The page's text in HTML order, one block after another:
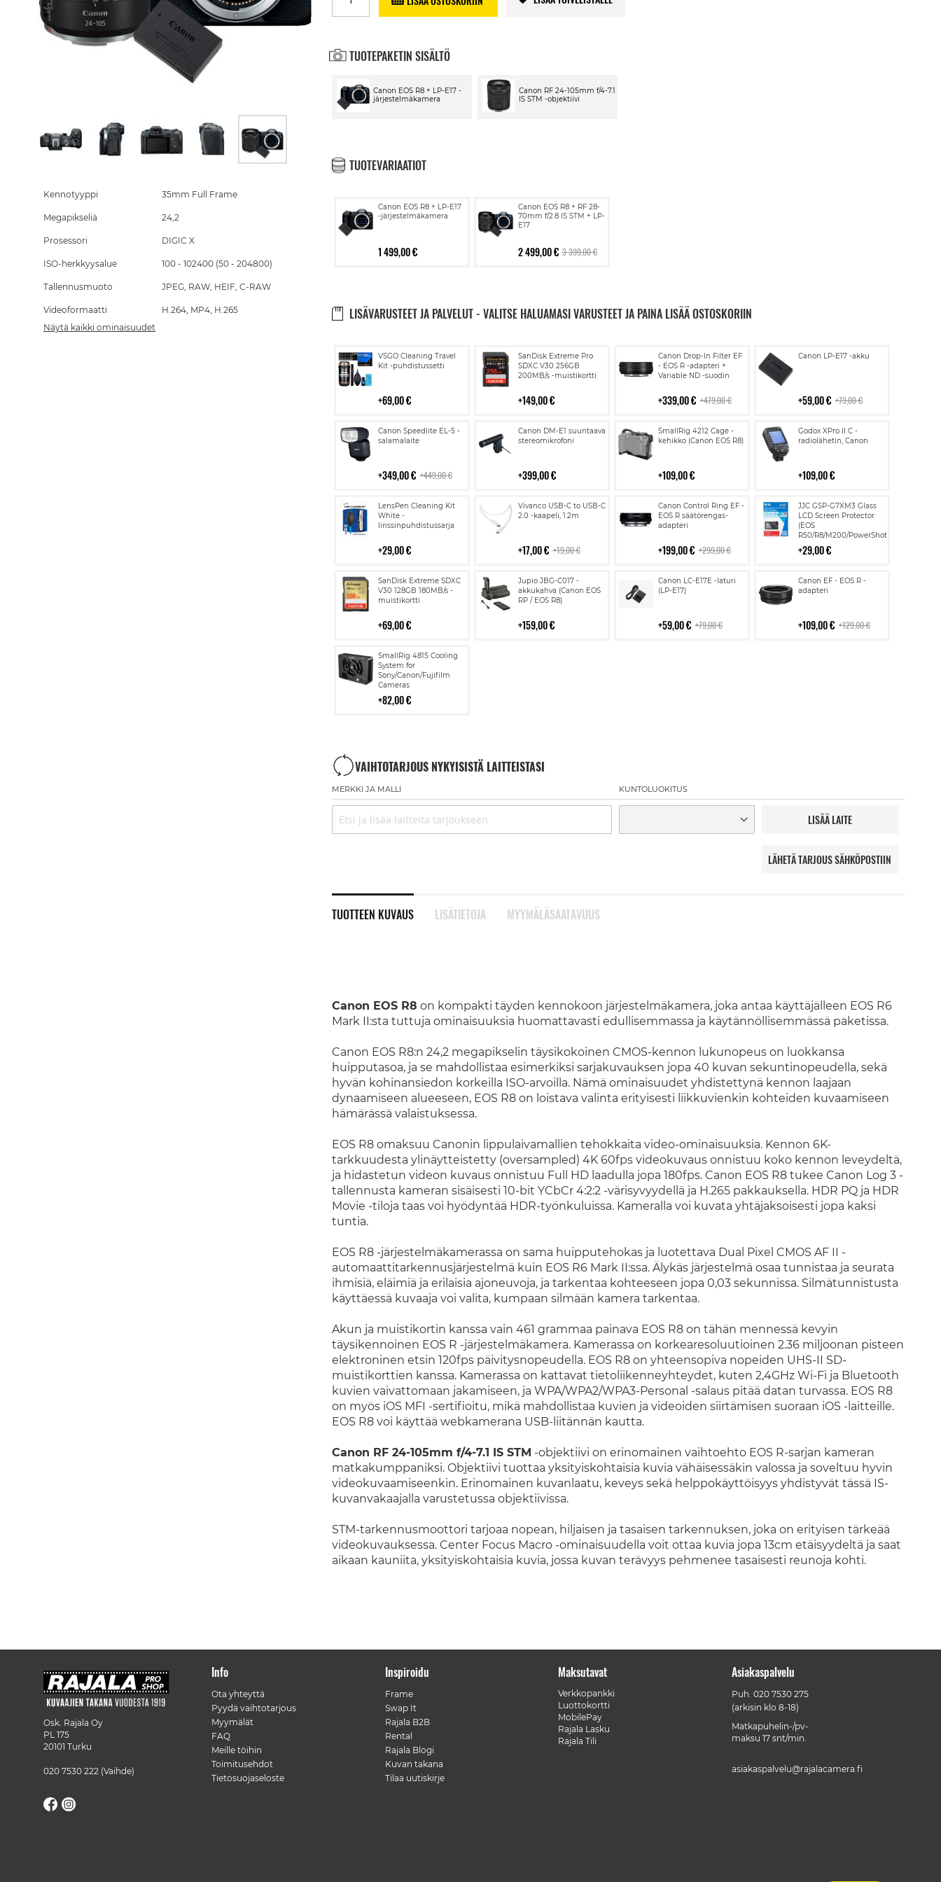
TUOTEPAKETIN SISÄLTÖ
Canon EOS R8 + LP-E17 -
järjestelmäkamera
Canon RF 24-105mm f/4-7.1
IS STM -objektiivi
TUOTEVARIAATIOT
Canon EOS R8 + LP-E17
-järjestelmäkamera
1 499,00 €
Canon EOS R8 + RF 28-
70mm f/2.8 IS STM + LP-
E17
2 499,00 € 3 399,00 €
LISÄVARUSTEET JA PALVELUT - VALITSE HALUAMASI VARUSTEET JA PAINA LISÄÄ OSTOSKORIIN
VSGO Cleaning Travel
Kit -puhdistussetti
69,00 €
Lisää
ostoskoriin
SanDisk Extreme Pro
SDXC V30 256GB
200MB/s -muistikortti
149,00 €
Lisää
ostoskoriin
Canon Drop-In Filter EF
- EOS R -adapteri +
Variable ND -suodin
339,00 € 479,00 €
Lisää
ostoskoriin
Canon LP-E17 -akku
59,00 € 79,00 €
Lisää
Canon Speedlite EL-5 -
salamalaite
349,00 € 449,00 €
Lisää
ostoskoriin
Canon DM-E1 suuntaava
stereomikrofoni
399,00 €
Lisää
ostoskoriin
SmallRig 4212 Cage -
kehikko (Canon EOS R8)
109,00 €
Lisää
ostoskoriin
Godox XPro II C -
radiolähetin, Canon
109,00 €
Lisää
ostoskoriin
LensPen Cleaning Kit
White -
linssinpuhdistussarja
29,00 €
Lisää
ostoskoriin
Vivanco USB-C to USB-C
2.0 -kaapeli, 1.2m
17,00 € 19,00 €
Lisää
ostoskoriin
Canon Control Ring EF -
EOS R säätörengas-
adapteri
199,00 € 299,00 €
Lisää
ostoskoriin
JJC GSP-G7XM3 Glass
LCD Screen Protector
(EOS
R50/R8/M200/PowerShot
G7X III)
29,00 €
Lisää
ostoskoriin
SanDisk Extreme SDXC
V30 128GB 180MB/s -
muistikortti
69,00 €
Lisää
ostoskoriin
Jupio JBG-C017 -
akkukahva (Canon EOS
RP / EOS R8)
159,00 €
Lisää
ostoskoriin
Canon LC-E17E -laturi
(LP-E17)
59,00 € 79,00 €
Lisää
ostoskoriin
Canon EF - EOS R -
adapteri
109,00 € 129,00 €
Lisää
ostoskoriin
SmallRig 4815 Cooling
System for
Sony/Canon/Fujifilm
Cameras
82,00 €
Lisää
ostoskoriin
VAIHTOTARJOUS NYKYISISTÄ LAITTEISTASI
MERKKI JA MALLI KUNTOLUOKITUS
LISÄÄ LAITE
LÄHETÄ TARJOUS SÄHKÖPOSTIIN
TUOTTEEN KUVAUS
Canon EOS R8 on kompakti täyden kennokoon järjestelmäkamera, joka antaa käyttäjälleen EOS R6
Mark II:sta tuttuja ominaisuuksia huomattavasti edullisemmassa ja käytännöllisemmässä paketissa.
Canon EOS R8:n 24,2 megapikselin täysikokoinen CMOS-kennon lukunopeus on luokkansa
huipputasoa, ja se mahdollistaa esimerkiksi sarjakuvauksen jopa 40 kuvan sekuntinopeudella, sekä
hyvän kohinansiedon korkeilla ISO-arvoilla. Nämä ominaisuudet yhdistettynä kennon laajaan
dynaamiseen alueeseen, EOS R8 on loistava valinta erityisesti liikkuvienkin kohteiden kuvaamiseen
hämärässä valaistuksessa.
EOS R8 omaksuu Canonin lippulaivamallien tehokkaita video-ominaisuuksia. Kennon 6K-
tarkkuudesta ylinäytteistetty (oversampled) 4K 60fps videokuvaus onnistuu koko kennon leveydeltä,
ja hidastetun videon kuvaus onnistuu Full HD laadulla jopa 180fps. Canon EOS R8 tukee Canon Log 3 -
tallennusta kameran sisäisesti 10-bit YCbCr 4:2:2 -värisyvyydellä ja H.265 pakkauksella. HDR PQ ja HDR
Movie -tiloja taas voi hyödyntää HDR-työnkuluissa. Kameralla voi kuvata yhtäjaksoisesti jopa kaksi
tuntia.
EOS R8 -järjestelmäkamerassa on sama huipputehokas ja luotettava Dual Pixel CMOS AF II -
automaattitarkennusjärjestelmä kuin EOS R6 Mark II:ssa. Älykäs järjestelmä osaa tunnistaa ja seurata
ihmisiä, eläimiä ja erilaisia ajoneuvoja, ja tarkentaa kohteeseen jopa 0,03 sekunnissa. Silmätunnistusta
käyttäessä kuvaaja voi valita, kumpaan silmään kamera tarkentaa.
Akun ja muistikortin kanssa vain 461 grammaa painava EOS R8 on tähän mennessä kevyin
täysikennoinen EOS R -järjestelmäkamera. Kamerassa on korkearesoluutioinen 2.36 miljoonan pisteen
elektroninen etsin 120fps päivitysnopeudella. EOS R8 on yhteensopiva nopeiden UHS-II SD-
muistikorttien kanssa. Kamerassa on kattavat tietoliikenneyhteydet, kuten 2,4GHz Wi-Fi ja Bluetooth
kuvien vaivattomaan jakamiseen, ja WPA/WPA2/WPA3-Personal -salaus pitää datan turvassa. EOS R8
on myös iOS MFI -sertifioitu, mikä mahdollistaa kuvien ja videoiden siirtämisen suoraan iOS -laitteille.
EOS R8 voi käyttää webkamerana USB-liitännän kautta.
Canon RF 24-105mm f/4-7.1 IS STM -objektiivi on erinomainen vaihtoehto EOS R-sarjan kameran
matkakumppaniksi. Objektiivi tuottaa yksityiskohtaisia kuvia vähäisessäkin valossa ja soveltuu hyvin
videokuvaamiseenkin. Erinomainen kuvanlaatu, keveys sekä helppokäyttöisyys yhdistyvät tässä IS-
kuvanvakaajalla varustetussa objektiivissa.
STM-tarkennusmoottori tarjoaa nopean, hiljaisen ja tasaisen tarkennuksen, joka on erityisen tärkeää
videokuvauksessa. Center Focus Macro -ominaisuudella voit ottaa kuvia jopa 13cm etäisyydeltä ja saat
aikaan kauniita, yksityiskohtaisia kuvia, jossa kuvan terävyys pehmenee tasaisesti reunoja kohti.
LISÄTIETOJA MYYMÄLÄSAATAVUUS
the
images
Kennotyyppi 35mm Full Frame
Megapikseliä 24,2
Prosessori DIGIC X
ISO-herkkyysalue 100 - 102400 (50 - 204800)
Tallennusmuoto JPEG, RAW, HEIF, C-RAW
Videoformaatti
H.264, MP4, H.265
Näytä kaikki ominaisuudet
Osk. Rajala Oy
PL 175
20101 Turku
020 7530 222 (Vaihde)
Info
Ota yhteyttä
Pyydä vaihtotarjous
Myymälät
FAQ
Meille töihin
Toimitusehdot
Tietosuojaseloste
Inspiroidu
Frame
Swap It
Rajala B2B
Rental
Rajala Blogi
Kuvan takana
Tilaa uutiskirje
Maksutavat
Verkkopankki
Luottokortti
MobilePay
Rajala Lasku
Rajala Tili
Asiakaspalvelu
Puh. 020 7530 275
(arkisin klo 8-18)
Matkapuhelin-/pv-
maksu 17 snt/min.
asiakaspalvelu@rajalacamera.fi